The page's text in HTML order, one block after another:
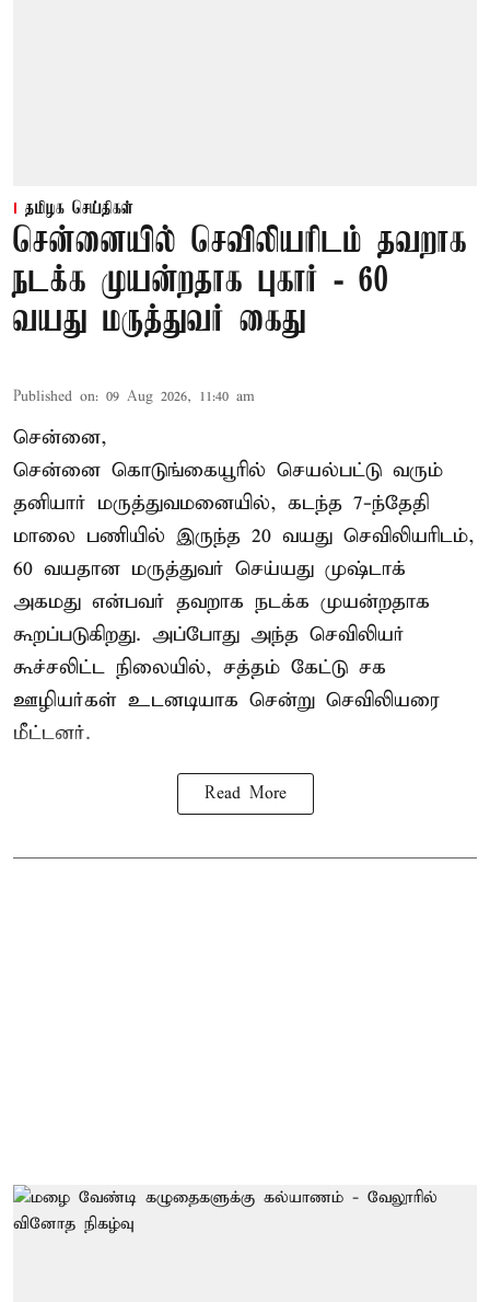
தமிழக செய்திகள்
சென்னையில் செவிலியரிடம் தவறாக
நடக்க முயன்றதாக புகார் - 60
வயது மருத்துவர் கைது
Published on: 09 Aug 2026, 11:40 am
சென்னை,
சென்னை கொடுங்கையூரில் செயல்பட்டு வரும்
தனியார் மருத்துவமனையில், கடந்த 7-ந்தேதி
மாலை பணியில் இருந்த 20 வயது செவிலியரிடம்,
60 வயதான மருத்துவர் செய்யது முஷ்டாக்
அகமது என்பவர் தவறாக நடக்க முயன்றதாக
கூறப்படுகிறது. அப்போது அந்த செவிலியர்
கூச்சலிட்ட நிலையில், சத்தம் கேட்டு சக
ஊழியர்கள் உடனடியாக சென்று செவிலியரை
மீட்டனர்.
Read More